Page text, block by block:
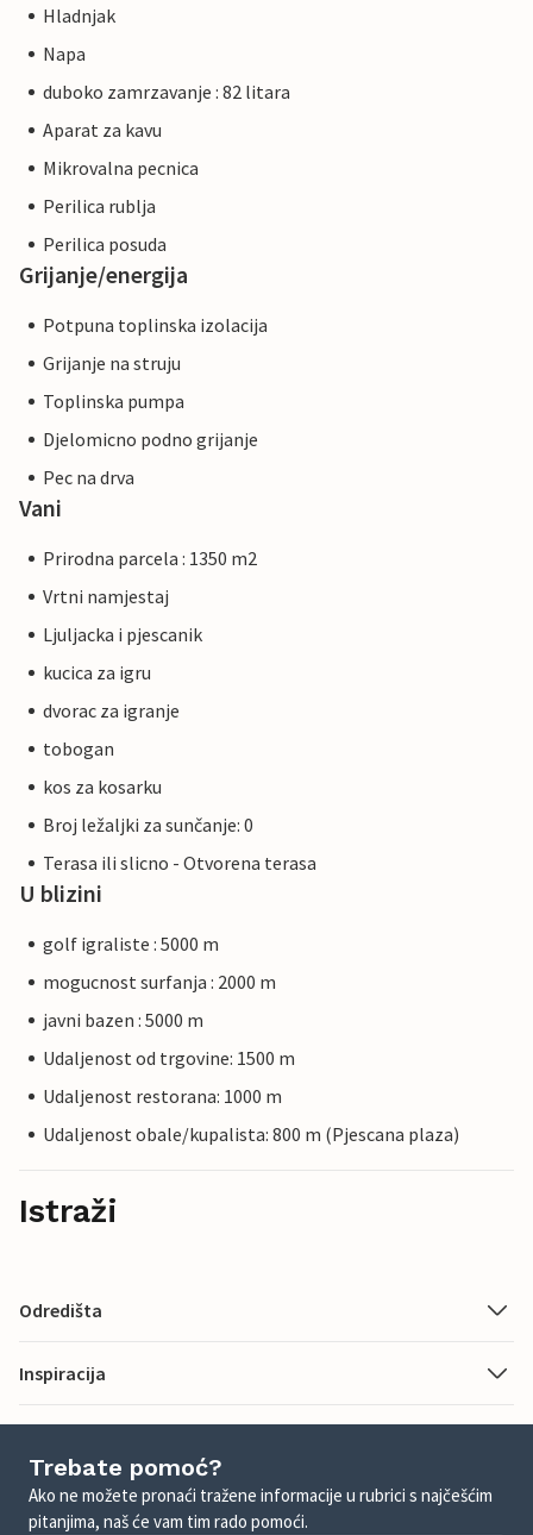
Hladnjak
Napa
duboko zamrzavanje : 82 litara
Aparat za kavu
Mikrovalna pecnica
Perilica rublja
Perilica posuda
Grijanje/energija
Potpuna toplinska izolacija
Grijanje na struju
Toplinska pumpa
Djelomicno podno grijanje
Pec na drva
Vani
Prirodna parcela : 1350 m2
Vrtni namjestaj
Ljuljacka i pjescanik
kucica za igru
dvorac za igranje
tobogan
kos za kosarku
Broj ležaljki za sunčanje: 0
Terasa ili slicno - Otvorena terasa
U blizini
golf igraliste : 5000 m
mogucnost surfanja : 2000 m
javni bazen : 5000 m
Udaljenost od trgovine: 1500 m
Udaljenost restorana: 1000 m
Udaljenost obale/kupalista: 800 m (Pjescana plaza)
Istraži
Odredišta
Inspiracija
Trebate pomoć?
Ako ne možete pronaći tražene informacije u rubrici s najčešćim
pitanjima, naš će vam tim rado pomoći.